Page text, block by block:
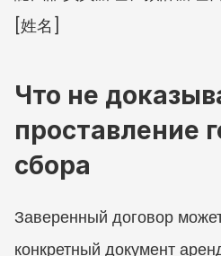
[姓名]
Что не
проставление
сбора
Заверенный договор
конкретный документ